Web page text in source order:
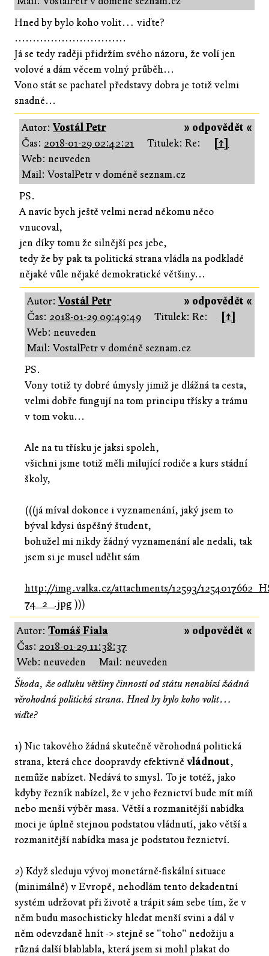
Hned by bylo koho volit… viďte?
...............................
Já se tedy raději přidržím svého názoru, že volí jen
volové a dám věcem volný průběh...
Vono stát se pachatel představy dobra je totiž velmi
snadné...
» odpovědět «
Autor:Vostál Petr
Čas: 2018-01-29 02:42:21 Titulek: Re:
[↑]
Web: neuveden
Mail: VostalPetr v doméně seznam.cz
PS.
A navíc bych ještě velmi nerad někomu něco
vnucoval,
jen díky tomu že silnější pes jebe,
tedy že by pak ta politická strana vládla na podkladě
nějaké vůle nějaké demokratické většiny...
» odpovědět «
Autor:Vostál Petr
Čas: 2018-01-29 09:49:49 Titulek: Re:
[↑]
Web: neuveden
Mail: VostalPetr v doméně seznam.cz
PS.
Vony totiž ty dobré úmysly jimiž je dlážná ta cesta,
velmi dobře fungují na tom principu třísky a trámu
v tom voku...
Ale na tu třísku je jaksi spoleh,
všichni jsme totiž měli milující rodiče a kurs stádní
školy,
(((já míval dokonce i vyznamenání, jaký jsem to
býval kdysi úspěšný študent,
bohužel mi nikdy žádný vyznamenání ale nedali, tak
jsem si je musel udělit sám
http://img.valka.cz/attachments/12593/
74_2_.jpg )))
» odpovědět «
Autor: Tomáš Fiala
Čas: 2018-01-29 11:38:37
Web: neuveden
Mail: neuveden
Škoda, že odluku většiny činností od státu nenabízí žádná
věrohodná politická strana. Hned by bylo koho volit…
viďte?
1) Nic takového žádná skutečně věrohodná politická
strana, která chce doopravdy efektivně vládnout,
nemůže nabízet. Nedává to smysl. To je totéž, jako
kdyby řezník nabízel, že v jeho řeznictví bude mít míň
nebo menší výběr masa. Větší a rozmanitější nabídka
moci je úplně stejnou podstatou vládnutí, jako větší a
rozmanitější nabídka masa je podstatou řeznictví.
2) Když sleduju vývoj monetárně-fiskální situace
(minimálně) v Evropě, nehodlám tento dekadentní
systém udržovat při životě a trápit sám sebe tím, že v
něm budu masochisticky hledat menší svini a dál v
něm odevzdaně hnít -> stejně se "toho" nedožiju a
různá další blablabla, která jsem si mohl plakat do